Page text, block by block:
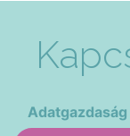
Adatgazdaság